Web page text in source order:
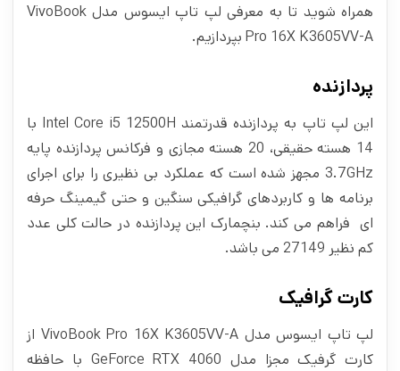
همراه شوید تا به معرفی لپ تاپ ایسوس مدل VivoBook
Pro 16X K3605VV-A بپردازیم.
پردازنده
این لپ تاپ به پردازنده قدرتمند Intel Core i5 12500H با
14 هسته حقیقی، 20 هسته مجازی و فرکانس پردازنده پایه
3.7GHz مجهز شده است که عملکرد بی‌ نظیری را برای اجرای
برنامه‌ ها و کاربردهای گرافیکی سنگین و حتی گیمینگ حرفه‌
ای فراهم می‌ کند. بنچمارک این پردازنده در حالت کلی عدد
کم نظیر 27149 می باشد.
کارت گرافیک
لپ تاپ ایسوس مدل VivoBook Pro 16X K3605VV-A از
کارت گرفیک مجزا مدل GeForce RTX 4060 با حافظه